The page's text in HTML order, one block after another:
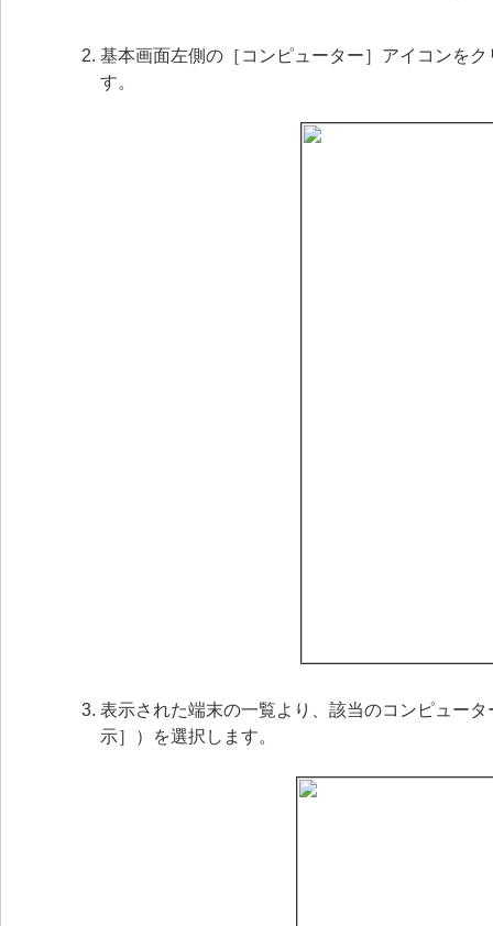
基本画面左側の［コンピューター］アイコンを
す。
表示された端末の一覧より、該当のコンピュー
示］）を選択します。